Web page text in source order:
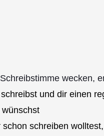
wecken,
und dir einen
schon schreiben